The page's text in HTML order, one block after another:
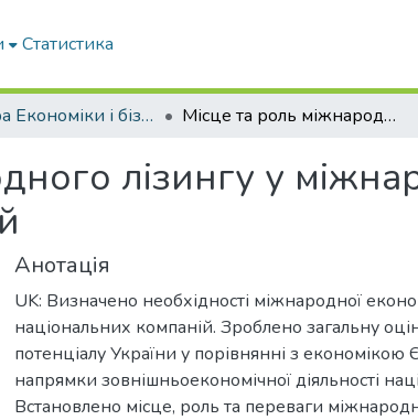
Статистика
Кафедра Економіки і бізнесу Місце та роль міжнародного лізингу у міжнародній діяльності національних компаній
лізингу у
Анотація
UK: Визначено необхідності міжнародної
національних компаній. Зроблено загальну
потенціалу України у порівнянні з економікою
напрямки зовнішньоекономічної діяльності
Встановлено місце, роль та переваги